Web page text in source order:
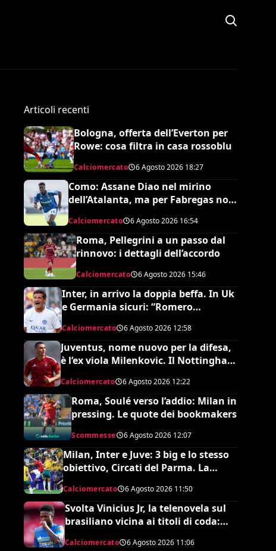
Articoli recenti
Bologna, offerta dell’Everton per
Rowe: cosa filtra in casa rossoblu
Calciomercato 6 Agosto 2026 18:27
Como: Assane Diao nel mirino
dell’Atalanta, ma per Fabregas non
è in uscita
Calciomercato 6 Agosto 2026 16:54
Roma, Pellegrini a un passo dal
rinnovo: i dettagli dell’accordo
Calciomercato 6 Agosto 2026 15:46
Inter, in arrivo la doppia beffa. In Uk
e Germania sicuri: “Romero
all’Atletico e Diaby al Bayer”
Calciomercato 6 Agosto 2026 12:58
Juventus, nome nuovo per la difesa,
è l’ex viola Milenkovic. Il Nottingham
chiede quasi 30 milioni
Calciomercato 6 Agosto 2026 12:22
Roma, Soulé verso l’addio: Milan in
pressing. Le quote dei bookmakers
Scommesse 6 Agosto 2026 12:07
Milan, Inter e Juve: 3 big e lo stesso
obiettivo, Circati del Parma. La
richiesta è di 35 milioni
Calciomercato 6 Agosto 2026 11:50
Svolta Vinicius Jr, la telenovela sul
brasiliano vicina ai titoli di coda:
Calciomercato 6 Agosto 2026 11:06